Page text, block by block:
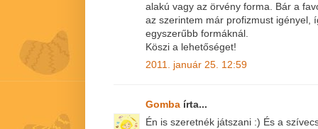
alakú vagy az örvény forma. Bár a
az szerintem már profizmust igényel,
egyszerűbb formáknál.
Köszi a lehetőséget!
2011. január 25. 12:59
Gomba írta...
Én is szeretnék játszani :) És a